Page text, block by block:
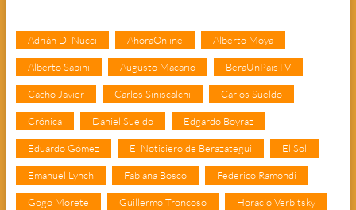
Adrián Di Nucci AhoraOnline Alberto Moya
Alberto Sabini Augusto Macario BeraUnPaisTV
Cacho Javier Carlos Siniscalchi Carlos Sueldo
Crónica Daniel Sueldo Edgardo Boyraz
Eduardo Gómez El Noticiero de Berazategui El Sol
Emanuel Lynch Fabiana Bosco Federico Ramondi
Gogo Morete Guillermo Troncoso Horacio Verbitsky